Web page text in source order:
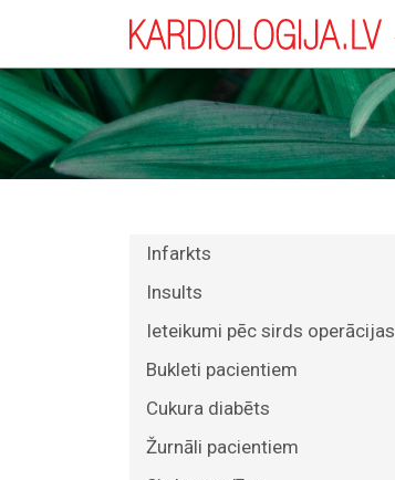
Infarkts
Insults
Ieteikumi pēc sirds operācijas
Bukleti pacientiem
Cukura diabēts
Žurnāli pacientiem